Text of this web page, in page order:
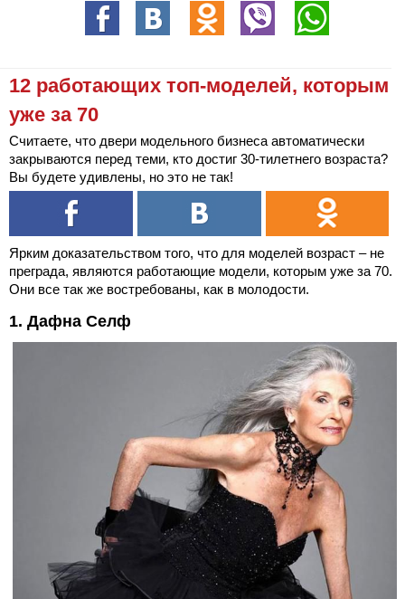
12 работающих топ-моделей, которым
уже за 70
Считаете, что двери модельного бизнеса автоматически
закрываются перед теми, кто достиг 30-тилетнего возраста?
Вы будете удивлены, но это не так!
Ярким доказательством того, что для моделей возраст – не
преграда, являются работающие модели, которым уже за 70.
Они все так же востребованы, как в молодости.
1. Дафна Селф